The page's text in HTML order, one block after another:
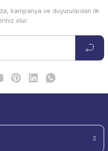
görüntülenemiyor.
kampanya ve duyurulardan ilk
olur.